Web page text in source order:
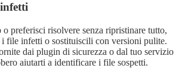
o preferisci risolvere senza ripristinare tutto,
i file infetti o sostituiscili con versioni pulite.
dai plugin di sicurezza o dal tuo servizio
aiutarti a identificare i file sospetti.